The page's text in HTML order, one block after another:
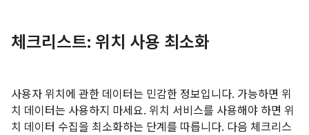
체크리스트: 위치 사용 최소화
사용자 위치에 관한 데이터는 민감한 정보입니다. 가능하면 위
치 데이터는 사용하지 마세요. 위치 서비스를 사용해야 하면 위
치 데이터 수집을 최소화하는 단계를 따릅니다. 다음 체크리스